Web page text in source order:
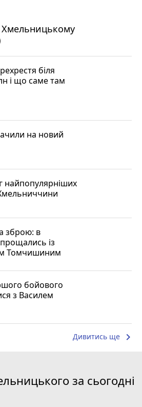
Хмельницькому
біля
і що саме там
на новий
найпопулярніших
зброю: в
із
Томчишиним
бойового
з Василем
Дивитись ще keyboard_arrow_right
за сьогодні